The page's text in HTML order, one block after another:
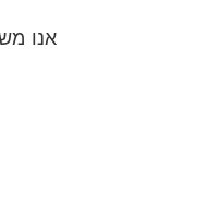
אנו